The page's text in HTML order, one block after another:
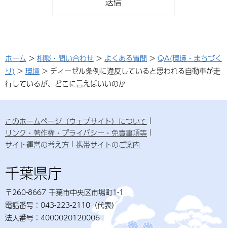
ホーム > 相談・問い合わせ > よくある質問 > QA(環境・まちづく
り) > 環境 > ディーゼル条例に違反していると思われる自動車が走
行しているが、どこに言えばいいのか
このホームページ（ウェブサイト）について
リンク・著作権・プライバシー・免責事項等
サイト運営の考え方
携帯サイトのご案内
千葉県庁
〒260-8667 千葉市中央区市場町1-1
電話番号：043-223-2110（代表）
法人番号：4000020120006